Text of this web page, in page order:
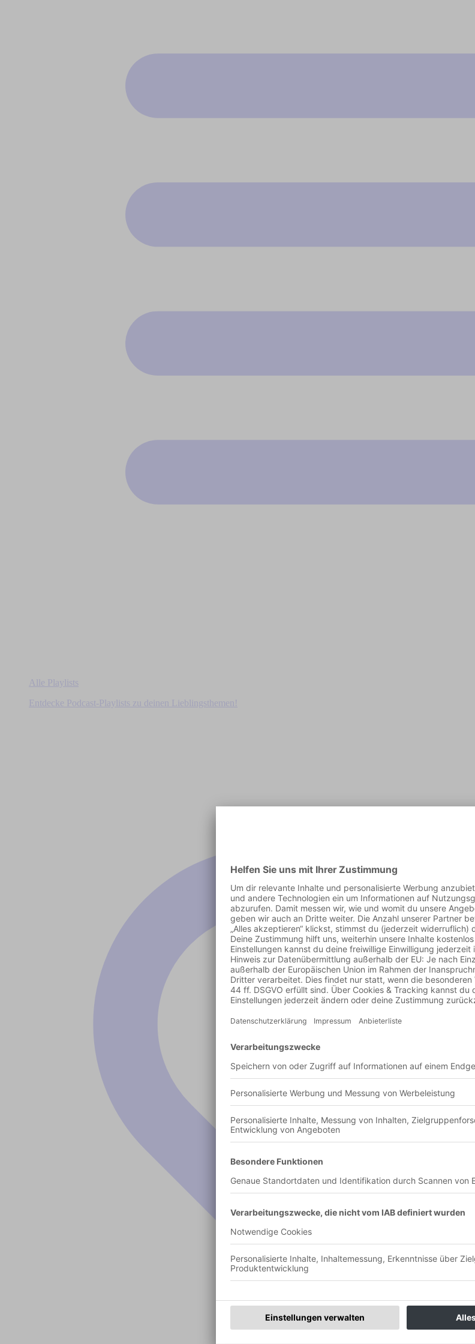
Alle Playlists
Entdecke Podcast-Playlists zu deinen Lieblingsthemen!